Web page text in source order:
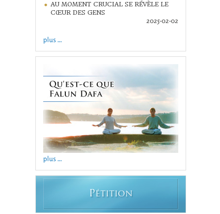
AU MOMENT CRUCIAL SE RÉVÈLE LE
CŒUR DES GENS
2025-02-02
plus ...
plus ...
PÉTITION